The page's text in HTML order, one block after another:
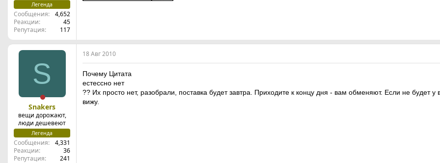
Легенда
Сообщения
4,652
Реакции
45
Репутация
117
S
Snakers
вещи дорожают,
люди дешевеют
Легенда
Сообщения
4,331
Реакции
36
Репутация
241
18 Авг 2010
Почему Цитата
естессно нет
?? Их просто нет, разобрали, поставка будет завтра. Приходите к концу дня - вам обменяют. Если не будет
вижу.